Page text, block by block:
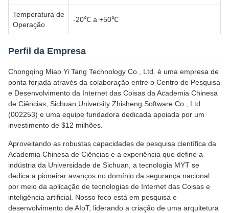
Temperatura de
Operação
-20℃ a +50℃
Perfil da Empresa
Chongqing Miao Yi Tang Technology Co., Ltd. é uma empresa de
ponta forjada através da colaboração entre o Centro de Pesquisa
e Desenvolvimento da Internet das Coisas da Academia Chinesa
de Ciências, Sichuan University Zhisheng Software Co., Ltd.
(002253) e uma equipe fundadora dedicada apoiada por um
investimento de $12 milhões.
Aproveitando as robustas capacidades de pesquisa científica da
Academia Chinesa de Ciências e a experiência que define a
indústria da Universidade de Sichuan, a tecnologia MYT se
dedica a pioneirar avanços no domínio da segurança nacional
por meio da aplicação de tecnologias de Internet das Coisas e
inteligência artificial. Nosso foco está em pesquisa e
desenvolvimento de AIoT, liderando a criação de uma arquitetura